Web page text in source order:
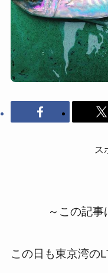
ス
～この記事
この日も東京湾の